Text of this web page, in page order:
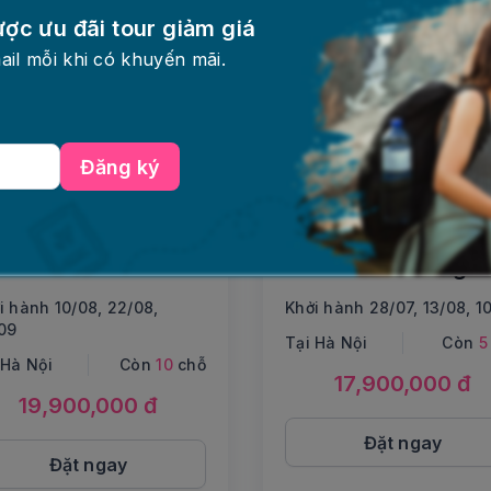
5 đêmPhương tiện
- CỐ ĐÔ
– SEOUL
NỘI
hành 10/08, 22/08,
Nội
Còn10chỗ
19,900,000 đ
Đặt ngay
5 ngày 4 đêm Phương tiện
Tour Seoul -
Everland - Công
viên Yeouido -
Seoul - Thư viện
Khởi hành 28/07, 13/08,
Tại Hà Nội
Còn 5
17,900,000 đ
Đặt ngay
ưu đãi tour giảm giá
mỗi khi có khuyến mãi.
Đăng ký